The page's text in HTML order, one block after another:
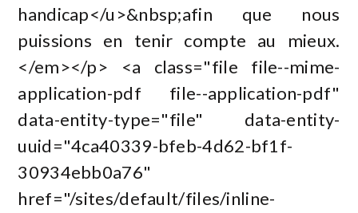
handicap</u>&nbsp;afin que nous
puissions en tenir compte au mieux.
</em></p> <a class="file file--mime-
application-pdf file--application-pdf"
data-entity-type="file" data-entity-
uuid="4ca40339-bfeb-4d62-bf1f-
30934ebb0a76"
href="/sites/default/files/inline-